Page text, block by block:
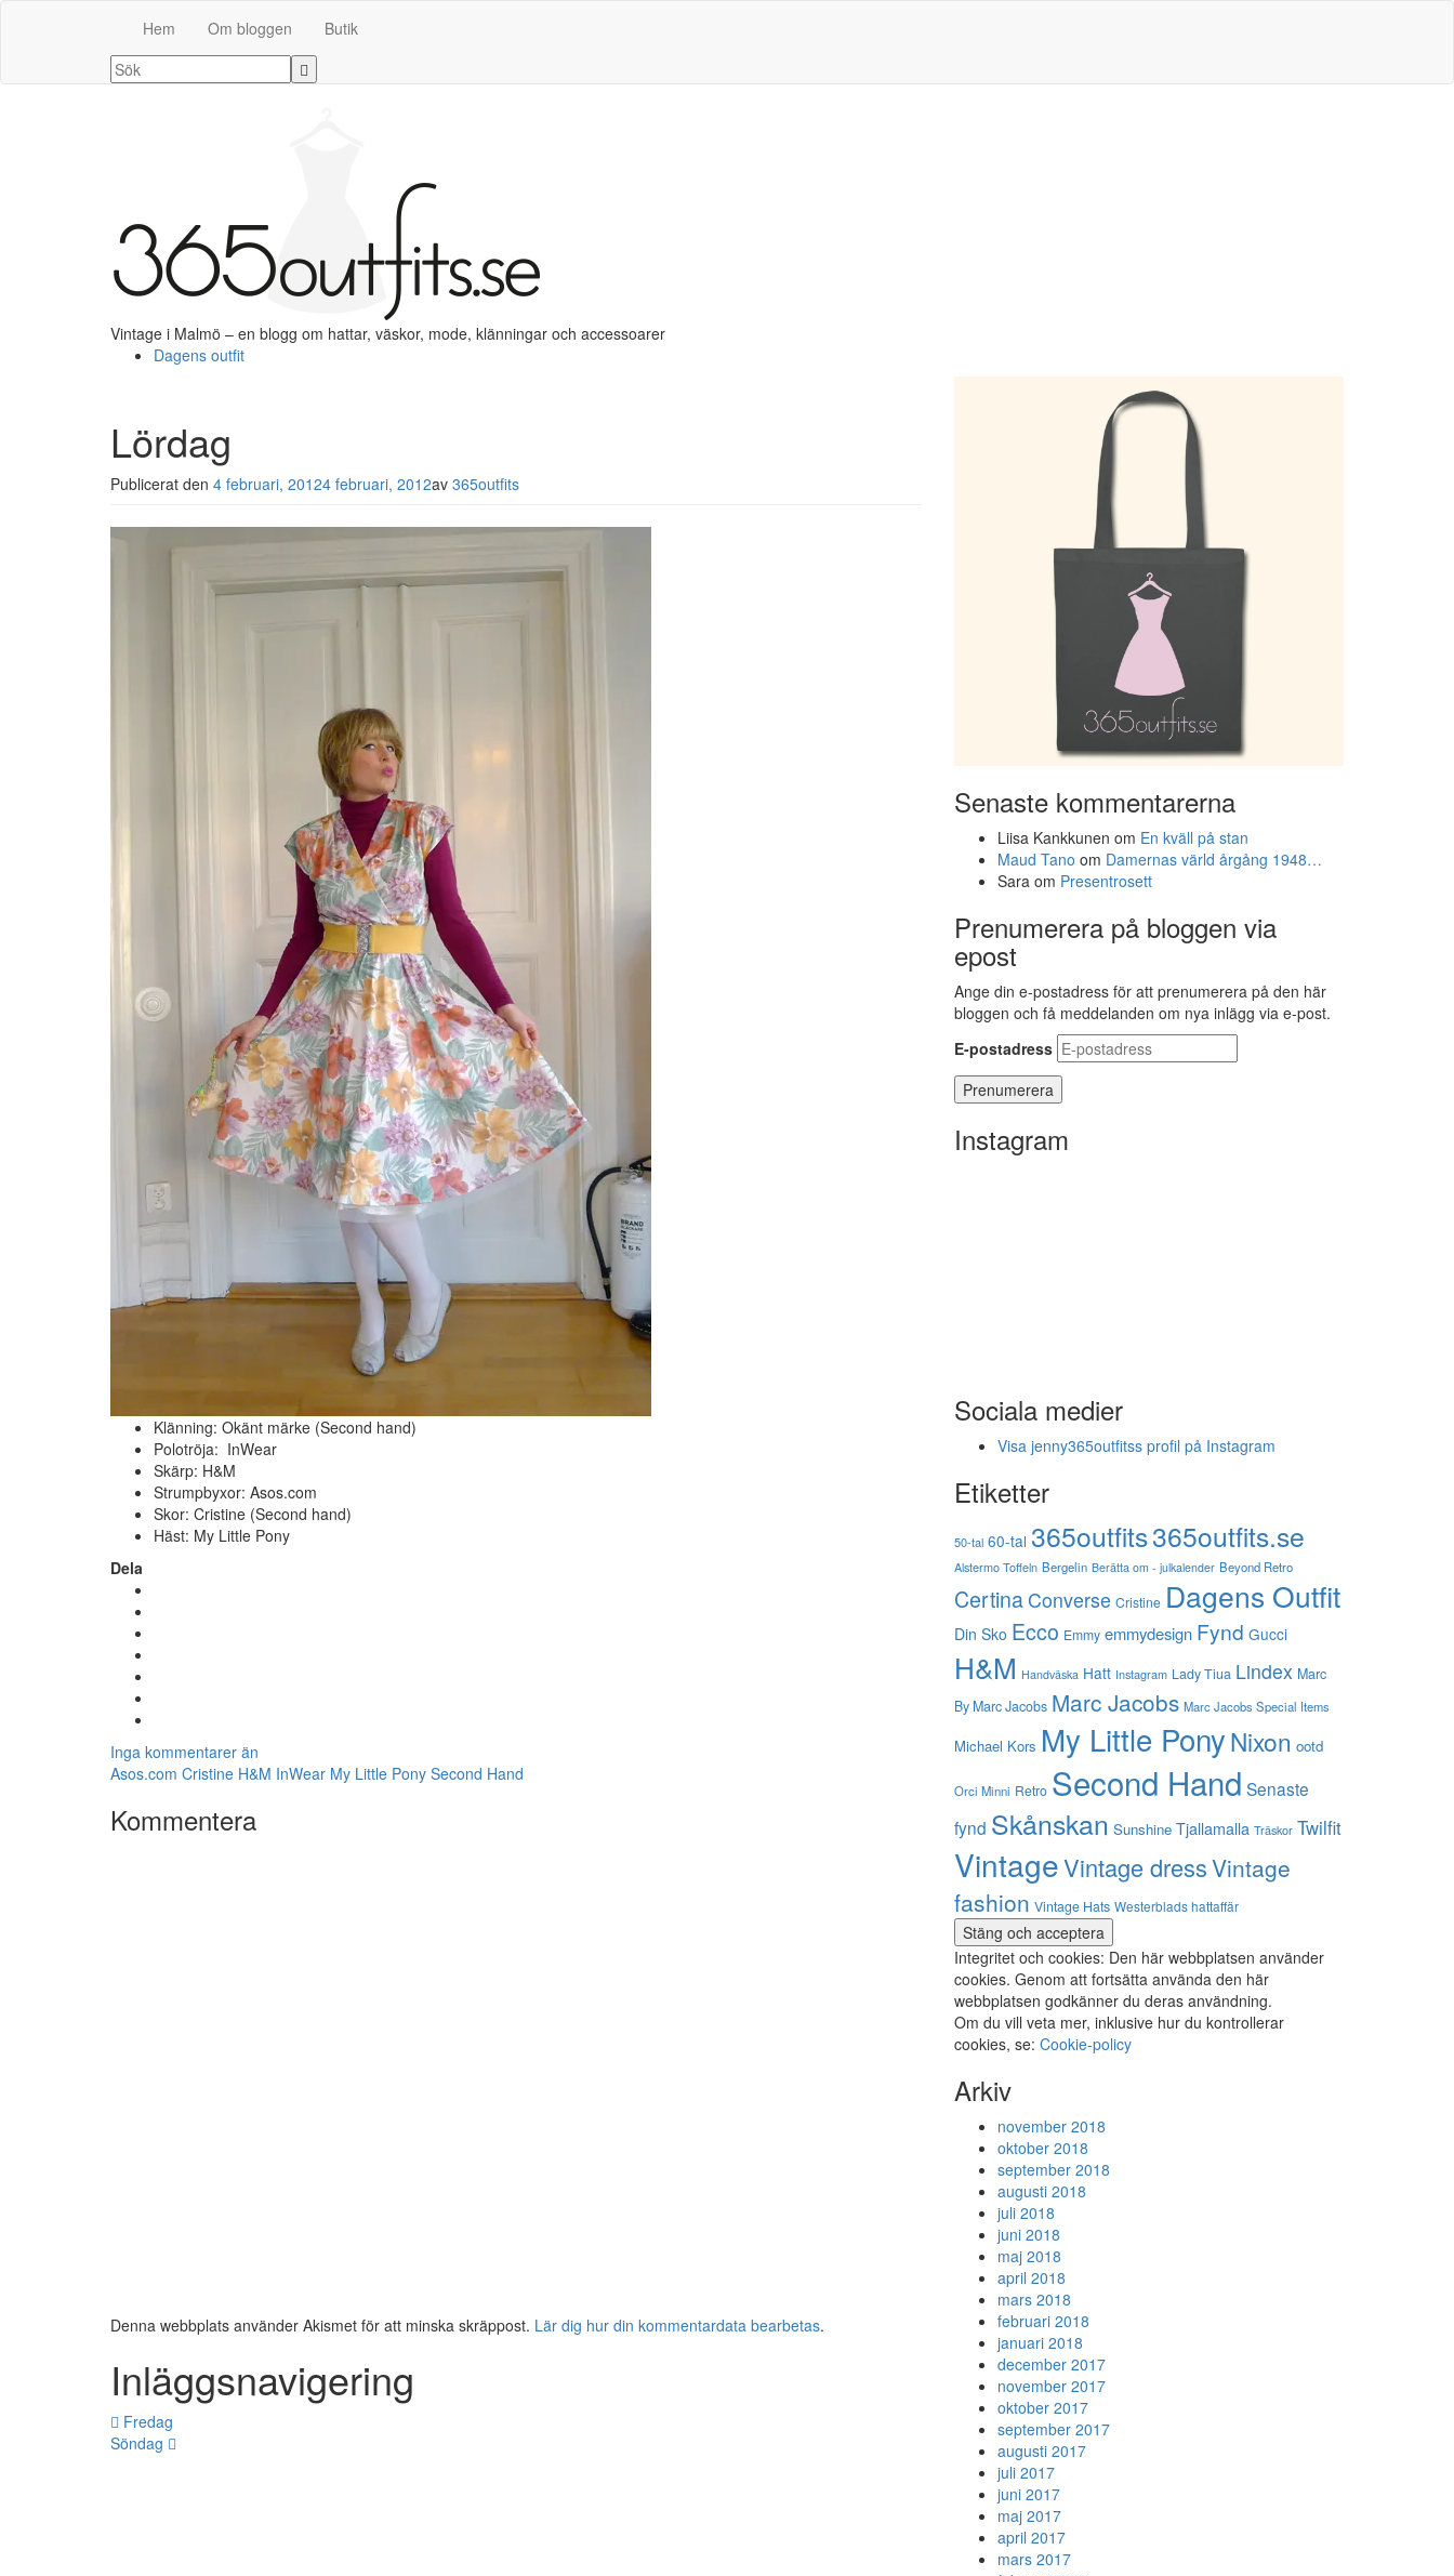
Hem Om bloggen Butik
Vintage i Malmö – en blogg om hattar, väskor, mode, klänningar och accessoarer
Dagens outfit
Lördag
Publicerat den 4 februari, 20124 februari, 2012av 365outfits
Klänning: Okänt märke (Second hand)
Polotröja: InWear
Skärp: H&M
Strumpbyxor: Asos.com
Skor: Cristine (Second hand)
Häst: My Little Pony
Dela
Inga kommentarer än
Asos.com Cristine H&M InWear My Little Pony Second Hand
Kommentera
Denna webbplats använder Akismet för att minska skräppost. Lär dig hur din kommentardata bearbetas.
Inläggsnavigering
Fredag
Söndag
Senaste kommentarerna
Liisa Kankkunen om En kväll på stan
Maud Tano om Damernas värld årgång 1948…
Sara om Presentrosett
Prenumerera på bloggen via
epost
Ange din e-postadress för att prenumerera på den här
bloggen och få meddelanden om nya inlägg via e-post.
E-postadress
Instagram
Sociala medier
Visa jenny365outfitss profil på Instagram
Etiketter
50-tal 60-tal 365outfits365outfits.se
Alstermo Toffeln Bergelin Berätta om - julkalender Beyond Retro
CertinaConverse Cristine Dagens Outfit
Din Sko Ecco Emmy emmydesign Fynd Gucci
H&M Handväska Hatt Instagram Lady Tiua Lindex Marc
By Marc Jacobs Marc Jacobs Marc Jacobs Special Items
Michael Kors My Little PonyNixon ootd
Orci Minni Retro Second Hand Senaste
fynd Skånskan Sunshine Tjallamalla Träskor Twilfit
VintageVintage dressVintage
fashion Vintage Hats Westerblads hattaffär
Integritet och cookies: Den här webbplatsen använder
cookies. Genom att fortsätta använda den här
webbplatsen godkänner du deras användning.
Om du vill veta mer, inklusive hur du kontrollerar
cookies, se: Cookie-policy
Arkiv
november 2018
oktober 2018
september 2018
augusti 2018
juli 2018
juni 2018
maj 2018
april 2018
mars 2018
februari 2018
januari 2018
december 2017
november 2017
oktober 2017
september 2017
augusti 2017
juli 2017
juni 2017
maj 2017
april 2017
mars 2017